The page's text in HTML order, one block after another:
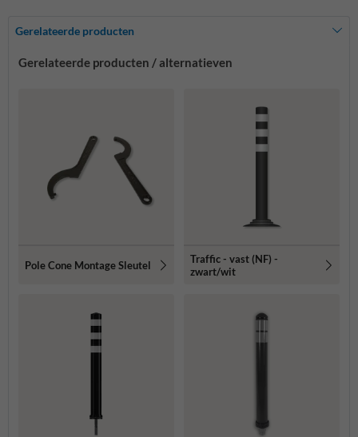
Gerelateerde producten
Gerelateerde producten / alternatieven
Pole Cone Montage Sleutel
Traffic - vast (NF) -
zwart/wit